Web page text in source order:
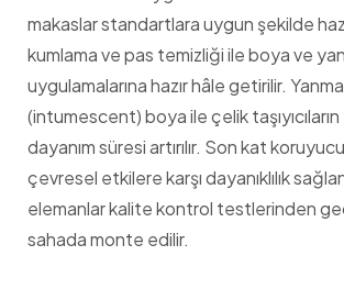
makaslar standartlara uygun şekilde
kumlama ve pas temizliği ile boya ve
uygulamalarına hazır hâle getirilir.
(intumescent) boya ile çelik taşıyıcıların
dayanım süresi artırılır. Son kat
çevresel etkilere karşı dayanıklılık
elemanlar kalite kontrol testlerinden
sahada monte edilir.